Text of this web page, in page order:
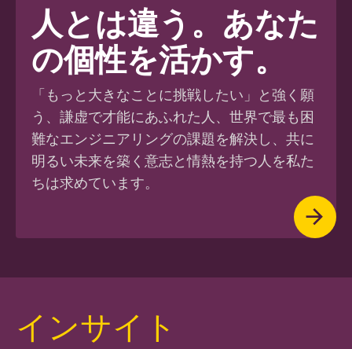
人とは違う。 あなた
の個性を活かす。
「もっと大きなことに挑戦したい」と強く願
う、謙虚で才能にあふれた人、世界で最も困
難なエンジニアリングの課題を解決し、共に
明るい未来を築く意志と情熱を持つ人を私た
ちは求めています。
インサイト